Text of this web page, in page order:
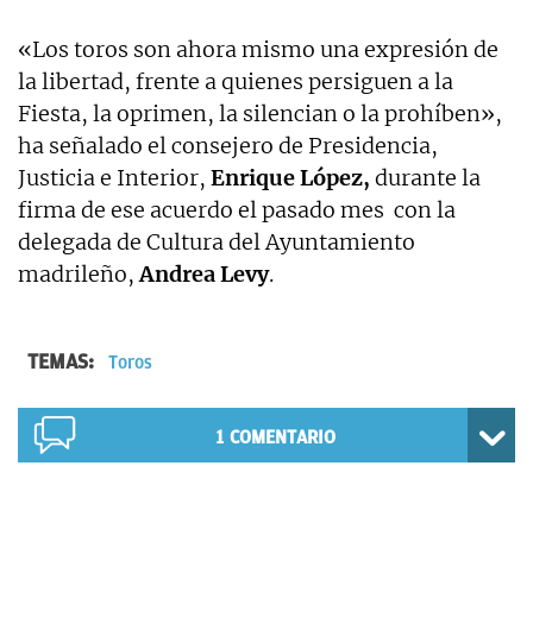
«Los toros son ahora mismo una expresión de
la libertad, frente a quienes persiguen a la
Fiesta, la oprimen, la silencian o la prohíben»,
ha señalado el consejero de Presidencia,
Justicia e Interior, Enrique López, durante la
firma de ese acuerdo el pasado mes con la
delegada de Cultura del Ayuntamiento
madrileño,Andrea Levy.
TEMAS: Toros
1 COMENTARIO